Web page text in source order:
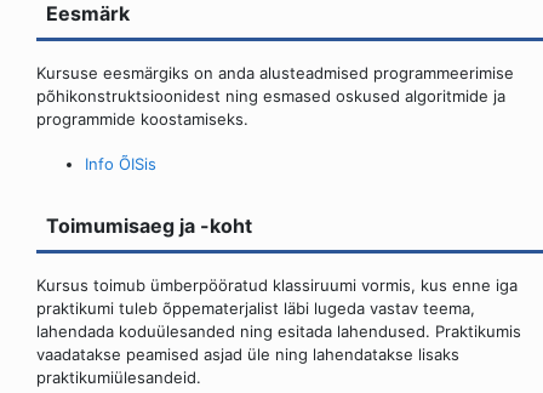
Eesmärk
Kursuse eesmärgiks on anda alusteadmised programmeerimise
põhikonstruktsioonidest ning esmased oskused algoritmide ja
programmide koostamiseks.
Info ÕISis
Toimumisaeg ja -koht
Kursus toimub ümberpööratud klassiruumi vormis, kus enne iga
praktikumi tuleb õppematerjalist läbi lugeda vastav teema,
lahendada koduülesanded ning esitada lahendused. Praktikumis
vaadatakse peamised asjad üle ning lahendatakse lisaks
praktikumiülesandeid.